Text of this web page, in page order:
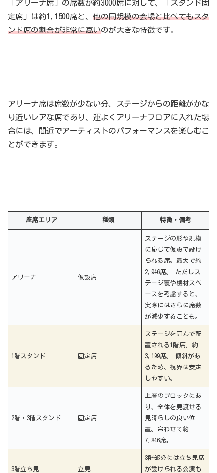
「アリーナ席」の席数が約3000席に対して、「スタンド固
定席」は約1,1500席と、 他の同規模の会場と比べてもスタ
ンド席の割合が非常に高いのが大きな特徴です。
アリーナ席は席数が少ない分、ステージからの距離がかな
り近いレアな席であり、運よくアリーナフロアに入れた場
合には、間近でアーティストのパフォーマンスを楽しむこ
とができます。
座席エリア 種類 特徴・備考
アリーナ 仮設席
ステージの形や規模
に応じて仮設で設け
られる席。最大で約
2,946席。 ただしス
テージ裏や機材スペ
ースを考慮すると、
実際にはさらに席数
が減少することも。
1階スタンド 固定席
ステージを囲んで配
置される1階席。約
3,199席。 傾斜があ
るため、視界は安定
しやすい。
2階・3階スタンド 固定席
上層のブロックにあ
り、全体を見渡せる
見晴らしの良い位
置。合わせて約
7,846席。
3階立ち見 立見
3階部分には立ち見席
が設けられる公演も